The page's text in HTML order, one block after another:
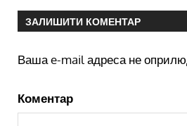
ЗАЛИШИТИ КОМЕНТАР
Ваша e-mail адреса не
Коментар